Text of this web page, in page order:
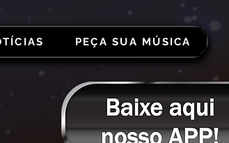
PEÇA SUA MÚSICA